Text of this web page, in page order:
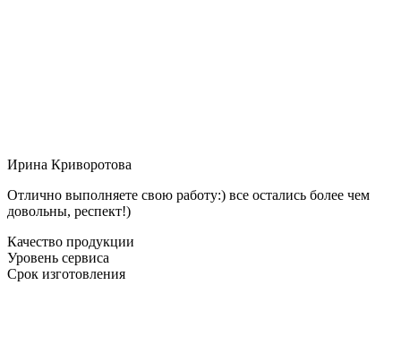
Ирина Криворотова
Отлично выполняете свою работу:) все остались более чем
довольны, респект!)
Качество продукции
Уровень сервиса
Срок изготовления